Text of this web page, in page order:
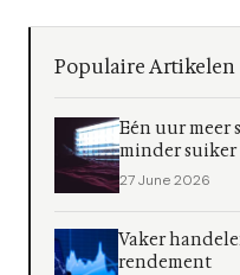
Populaire Artikelen
Eén uur meer
minder suiker
27 June 2026
Vaker
rendement